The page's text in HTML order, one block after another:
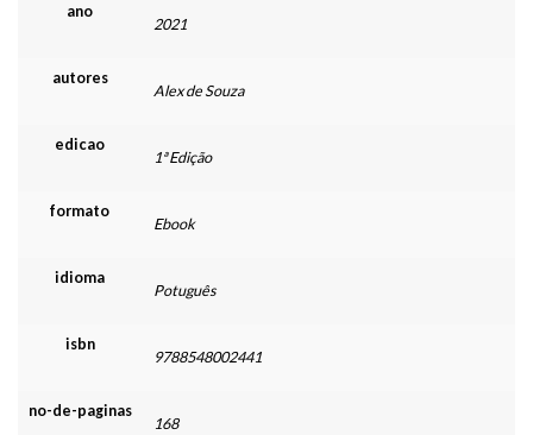
ano
2021
autores
Alex de Souza
edicao
1ª Edição
formato
Ebook
idioma
Potuguês
isbn
9788548002441
no-de-paginas
168